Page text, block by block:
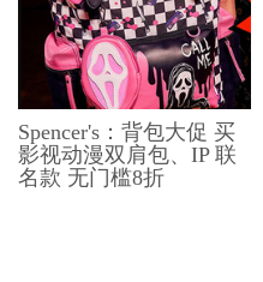
Spencer's：背包大促 买
影视动漫双肩包、​​IP 联
名款 无门槛8折